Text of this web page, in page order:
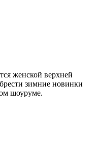
женской верхней
зимние новинки
шоуруме.